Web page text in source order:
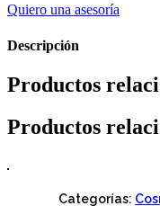
Quiero una asesoría
Descripción
Productos
Productos
Categorías: